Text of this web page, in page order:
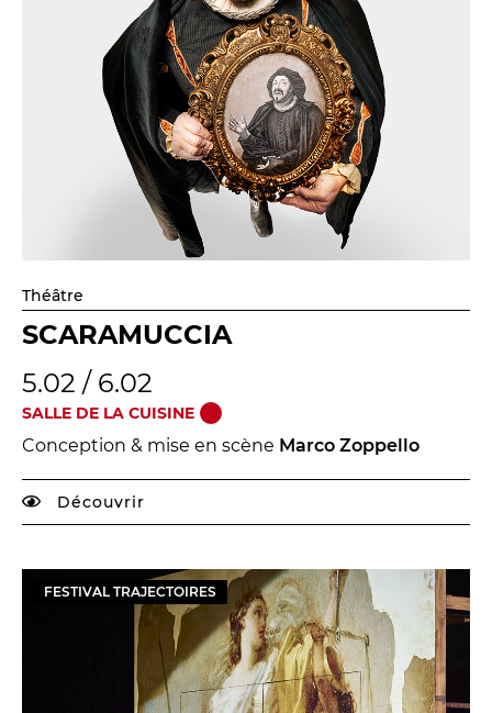
Théâtre
SCARAMUCCIA
5.02 / 6.02
SALLE DE LA CUISINE
Conception & mise en scène Marco Zoppello
Découvrir
FESTIVAL TRAJECTOIRES